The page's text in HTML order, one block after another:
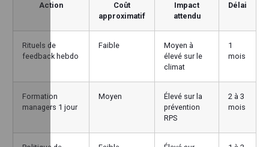
Action
Coût
approximatif
Impact
attendu
Délai
Rituels de
feedback hebdo
Faible
Moyen à
élevé sur le
climat
1
mois
Formation
managers 1 jour
Moyen
Élevé sur la
prévention
RPS
2 à 3
mois